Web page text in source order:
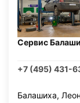
Сервис
+7 (495) 431-
Балашиха,